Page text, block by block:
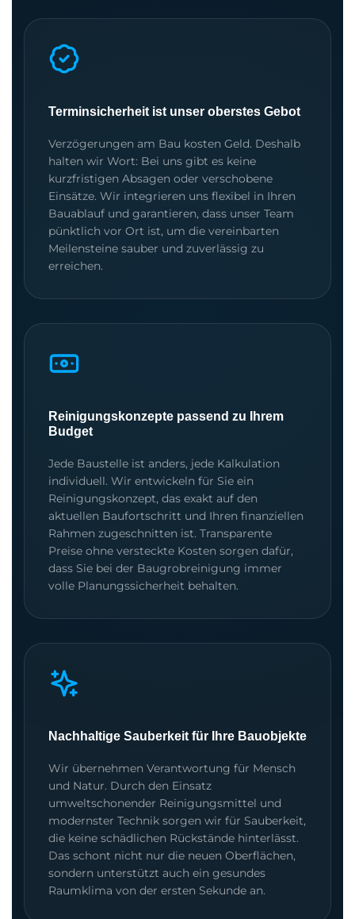
Terminsicherheit ist unser oberstes Gebot
Verzögerungen am Bau kosten Geld. Deshalb
halten wir Wort: Bei uns gibt es keine
kurzfristigen Absagen oder verschobene
Einsätze. Wir integrieren uns flexibel in Ihren
Bauablauf und garantieren, dass unser Team
pünktlich vor Ort ist, um die vereinbarten
Meilensteine sauber und zuverlässig zu
erreichen.
Reinigungskonzepte passend zu Ihrem
Budget
Jede Baustelle ist anders, jede Kalkulation
individuell. Wir entwickeln für Sie ein
Reinigungskonzept, das exakt auf den
aktuellen Baufortschritt und Ihren finanziellen
Rahmen zugeschnitten ist. Transparente
Preise ohne versteckte Kosten sorgen dafür,
dass Sie bei der Baugrobreinigung immer
volle Planungssicherheit behalten.
Nachhaltige Sauberkeit für Ihre Bauobjekte
Wir übernehmen Verantwortung für Mensch
und Natur. Durch den Einsatz
umweltschonender Reinigungsmittel und
modernster Technik sorgen wir für Sauberkeit,
die keine schädlichen Rückstände hinterlässt.
Das schont nicht nur die neuen Oberflächen,
sondern unterstützt auch ein gesundes
Raumklima von der ersten Sekunde an.